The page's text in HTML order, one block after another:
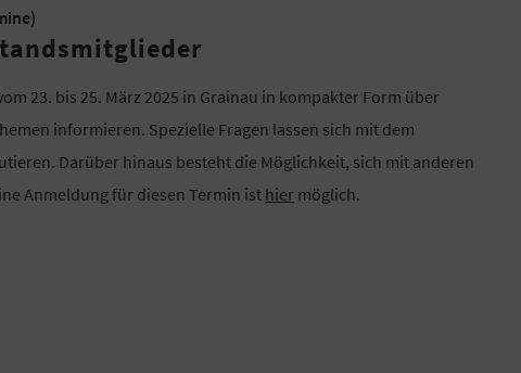
23. bis 25. März 2025 in Grainau in kompakter Form über
informieren. Spezielle Fragen lassen sich mit dem
Darüber hinaus besteht die Möglichkeit, sich mit anderen
Anmeldung für diesen Termin ist hier möglich.